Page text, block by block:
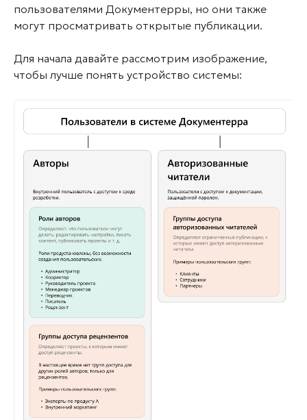
пользователями Документерры, но они также
могут просматривать открытые публикации.
Для начала давайте рассмотрим изображение,
чтобы лучше понять устройство системы: